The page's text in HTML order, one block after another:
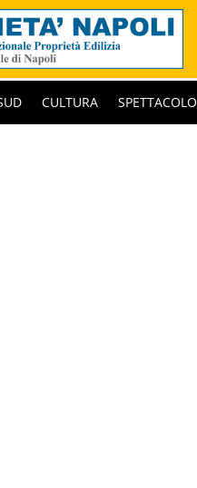
CULTURA SPETTACOLO